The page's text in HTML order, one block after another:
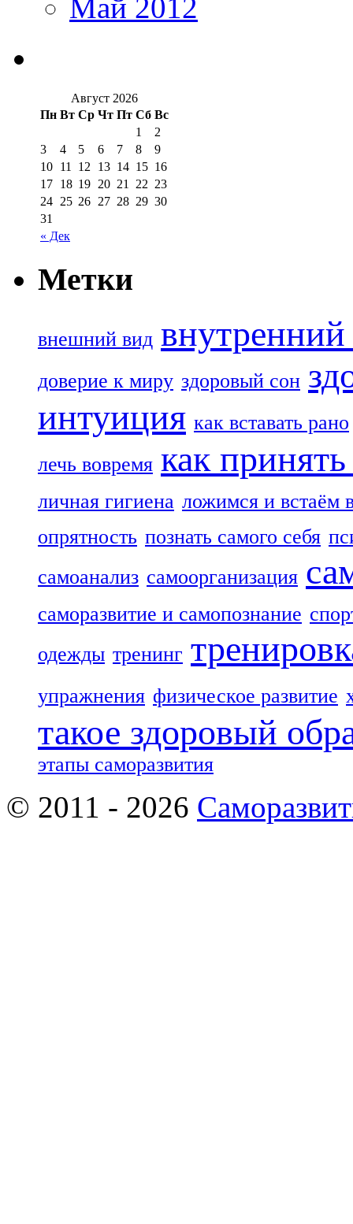
Май 2012
Август 2026
Пн Вт Ср Чт Пт Сб Вс
« Дек
1
2
3
4 5 6 7 8
9
10 11 12 13 14 15 16
17 18 19 20 21 22 23
24 25 26 27 28 29 30
31
Метки
внешний вид внутренний
доверие к миру здоровый сон
интуиция как вставать рано
лечь вовремя как
личная гигиена ложимся и встаём
опрятность познать самого себя
самоанализ самоорганизация
саморазвитие и самопознание
одежды тренинг
упражнения физическое развитие
такое здоровый
этапы саморазвития
© 2011 - 2026